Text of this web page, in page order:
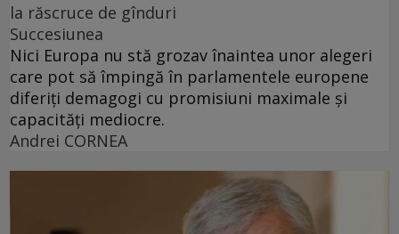
la răscruce de gînduri
Succesiunea
Nici Europa nu stă grozav înaintea unor alegeri
care pot să împingă în parlamentele europene
diferiți demagogi cu promisiuni maximale și
capacități mediocre.
Andrei CORNEA